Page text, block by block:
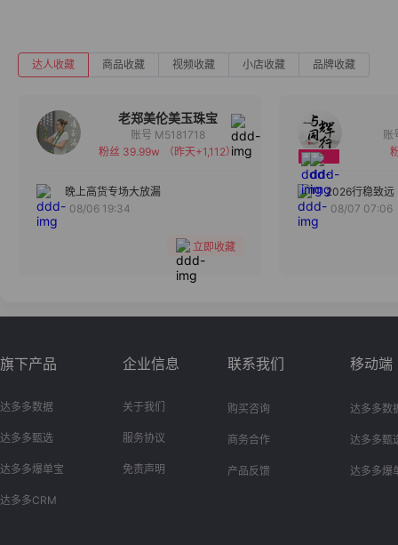
达人收藏 商品收藏 视频收藏 小店收藏 品牌收藏
老郑美伦美玉珠宝
备注
分组
账号 M5181718
粉丝 39.99w
（昨天+1,112）
晚上高货专场大放漏
08/06 19:34
立即收藏
2026行稳致远
08/07 07:06
旗下产品
达多多数据
达多多甄选
达多多爆单宝
达多多CRM
企业信息
关于我们
服务协议
免责声明
联系我们
购买咨询
商务合作
产品反馈
移动端
达多多数
达多多甄
达多多爆